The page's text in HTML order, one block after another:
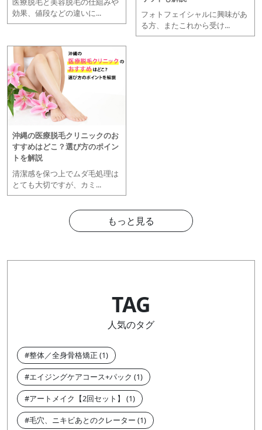
効果、値段などの違いに...
フォトフェイシャルに興味があ
る方、またこれから受け...
沖縄の医療脱毛クリニックのお
すすめはどこ？選び方のポイン
トを解説
清潔感を保つ上でムダ毛処理は
とても大切ですが、カミ...
もっと見る
TAG
人気のタグ
整体／全身骨格矯正
エイジングケアコース+パック
アートメイク【2回セット】
毛穴、ニキビあとのクレーター